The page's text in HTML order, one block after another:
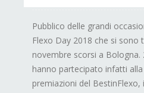
Pubblico delle grandi
Flexo Day 2018 che si sono
novembre scorsi a Bologna.
hanno partecipato infatti
premiazioni del BestinFlexo,